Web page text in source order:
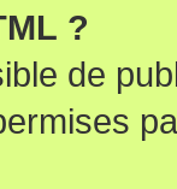
?
de